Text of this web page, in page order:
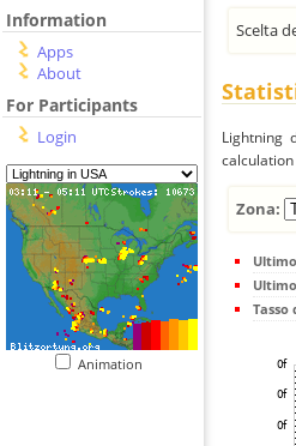
Information
Apps
About
For Participants
Login
Animation
Scelta
Lightning
Zona: